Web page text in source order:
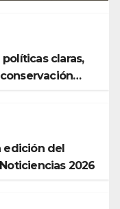
políticas claras,
edición del
2026